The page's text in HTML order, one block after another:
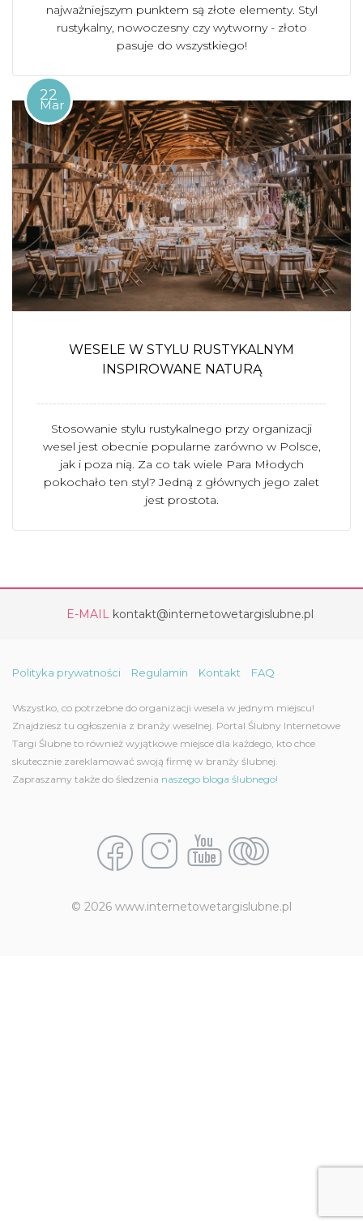
najważniejszym punktem są złote elementy. Styl
rustykalny, nowoczesny czy wytworny - złoto
pasuje do wszystkiego!
22
Mar
WESELE W STYLU RUSTYKALNYM
INSPIROWANE NATURĄ
Stosowanie stylu rustykalnego przy organizacji
wesel jest obecnie popularne zarówno w Polsce,
jak i poza nią. Za co tak wiele Para Młodych
pokochało ten styl? Jedną z głównych jego zalet
jest prostota.
E-MAIL kontakt@internetowetargislubne.pl
Polityka prywatności Regulamin Kontakt FAQ
Wszystko, co potrzebne do organizacji wesela w jednym miejscu!
Znajdziesz tu ogłoszenia z branży weselnej. Portal Ślubny Internetowe
Targi Ślubne to również wyjątkowe miejsce dla każdego, kto chce
skutecznie zareklamować swoją firmę w branży ślubnej.
Zapraszamy także do śledzenia naszego bloga ślubnego!
© 2026 www.internetowetargislubne.pl